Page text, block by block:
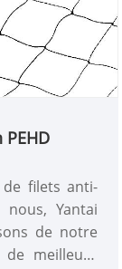
filets anti-
Yantai
de notre
meilleure